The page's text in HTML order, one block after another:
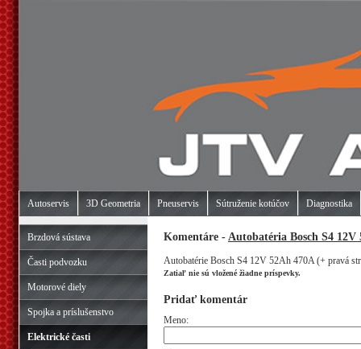
Autoservis 3D Geometria Pneuservis Sútruženie kotúčov Diagnostika
Brzdová sústava
Časti podvozku
Motorové diely
Spojka a príslušenstvo
Elektrické časti
Komentáre - Autobatéria Bosch S4
Autobatérie Bosch S4 12V 52Ah 470A (+ pravá
Zatiaľ nie sú vložené žiadne príspevky.
Pridať komentár
Meno: